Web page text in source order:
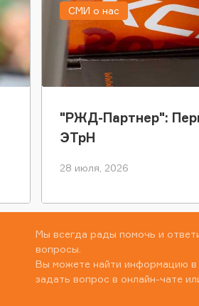
"РЖД-Партнер":
ЭТрН
28 июля, 2026
СМИ о нас
Мы всегда рады помочь и
вопросы.
Вы можете найти информацию в
задать вопрос в онлайн-чате